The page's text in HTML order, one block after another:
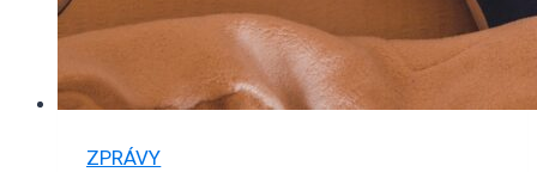
ZPRÁVY